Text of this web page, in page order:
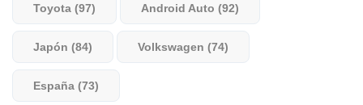
Toyota (97) Android Auto (92)
Japón (84) Volkswagen (74)
España (73)